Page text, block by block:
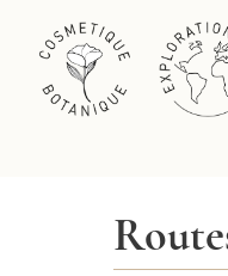
Sa formule clean est
d’origine naturelle.